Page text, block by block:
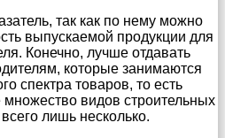
так как по нему можно
выпускаемой продукции для
Конечно, лучше отдавать
которые занимаются
спектра товаров, то есть
видов строительных
лишь несколько.